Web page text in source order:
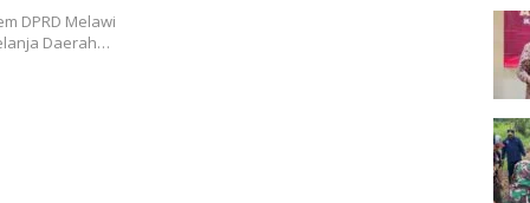
DPRD Melawi
Daerah…